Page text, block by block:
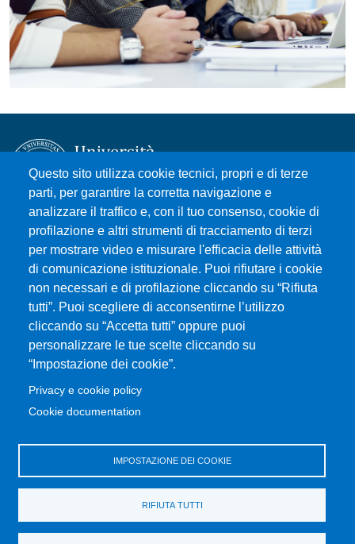
Questo sito utilizza cookie tecnici, propri e di terze
parti, per garantire la corretta navigazione e
analizzare il traffico e, con il tuo consenso, cookie di
profilazione e altri strumenti di tracciamento di terzi
per mostrare video e misurare l'efficacia delle attività
di comunicazione istituzionale. Puoi rifiutare i cookie
non necessari e di profilazione cliccando su “Rifiuta
tutti”. Puoi scegliere di acconsentirne l’utilizzo
cliccando su “Accetta tutti” oppure puoi
personalizzare le tue scelte cliccando su
“Impostazione dei cookie”.
Privacy e cookie policy
Cookie documentation
IMPOSTAZIONE DEI COOKIE
RIFIUTA TUTTI
Università degli Studi di Messina
Piazza Pugliatti, 1 - 98122 Messina
Cod. Fiscale 80004070837
P.IVA 00724160833
Centralino: 090 676 1
MENÙ SOCIAL
MENÙ FOOTER 1
Accessibility statement
Privacy and cookie policy
MENÙ FOOTER 2
Transparent administration
Change your mind on cookies